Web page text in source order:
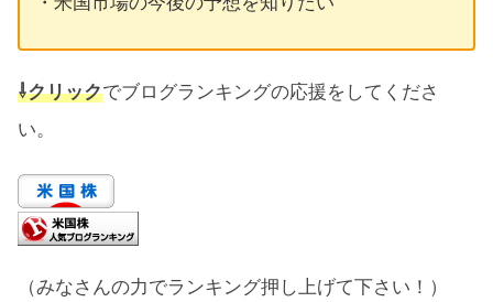
⇩クリックでブログランキングの応援をしてくださ
い。
（みなさんの力でランキング押し上げて下さい！）